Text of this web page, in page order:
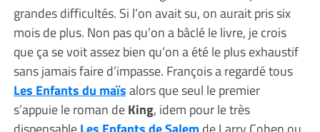
grandes difficultés. Si l’on avait su, on aurait pris six
mois de plus. Non pas qu’on a bâclé le livre, je crois
que ça se voit assez bien qu’on a été le plus exhaustif
sans jamais faire d’impasse. François a regardé tous
Les Enfants du maïsalors que seul le premier
s’appuie le roman deKing, idem pour le très